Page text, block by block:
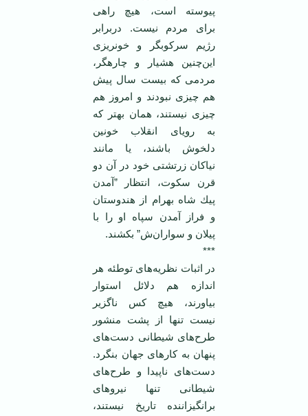
‏پیوسته است، هیچ راهی
برای مردم نیست. دربرابر
رژیم سركوبگر و خونریزی
این‌چنین هشیار و چارهگر،
مردمی كه بیست سال پیش
هم چیزی نبودند و امروز هم
چیزی نیستند، همان بهتر كه
به رویای ‏انقلاب خونین
دلخوش باشند، یا مانند
نیاکان زرتشتی خود در آن دو
قرن سكوت، انتظار ”آمدن
پیك شاه ‏بهرام از هندوستان
و فراز آمدن سپاه او را با
پیلان و سواران‌ش” بكشند.‏
‏***‏
در اثبات نظریه‌های توطئه هر
اندازه هم دلائل استوار
بیاورند، هیچ كس ناگزیر
نیست تنها از پشت ‏منشور
طرح‌های شیطانی دست‌های
پنهان به كارهای جهان بنگرد.
دست‌های ناپیدا و طرح‌های
شیطانی تنها ‏نیروهای
برانگیزاننده تاریخ نیستند،